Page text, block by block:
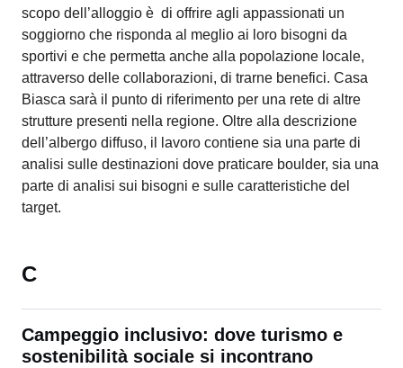
scopo dell’alloggio è di offrire agli appassionati un
soggiorno che risponda al meglio ai loro bisogni da
sportivi e che permetta anche alla popolazione locale,
attraverso delle collaborazioni, di trarne benefici. Casa
Biasca sarà il punto di riferimento per una rete di altre
strutture presenti nella regione. Oltre alla descrizione
dell’albergo diffuso, il lavoro contiene sia una parte di
analisi sulle destinazioni dove praticare boulder, sia una
parte di analisi sui bisogni e sulle caratteristiche del
target.
C
Campeggio inclusivo: dove turismo e
sostenibilità sociale si incontrano